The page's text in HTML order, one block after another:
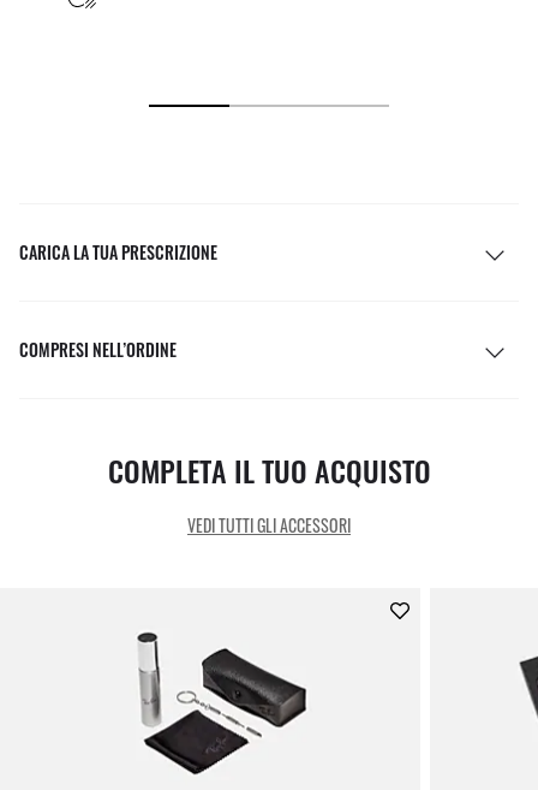
CARICA LA TUA PRESCRIZIONE
COMPRESI NELL’ORDINE
COMPLETA IL TUO ACQUISTO
VEDI TUTTI GLI ACCESSORI